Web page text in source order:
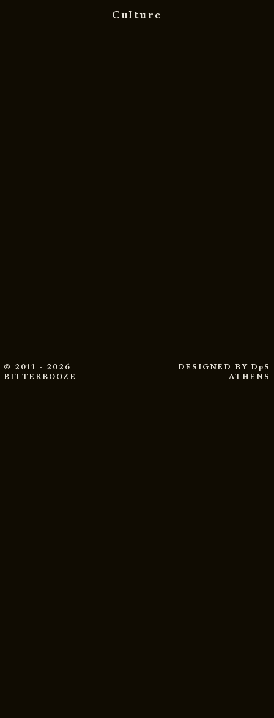
Culture
© 2011 - 2026
BITTERBOOZE
DESIGNED BY DpS
ATHENS